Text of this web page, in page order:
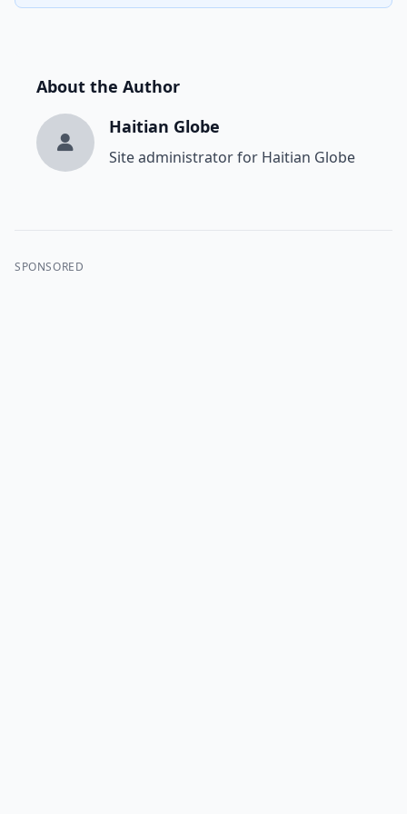
About the Author
Haitian Globe
Site administrator for Haitian Globe
SPONSORED